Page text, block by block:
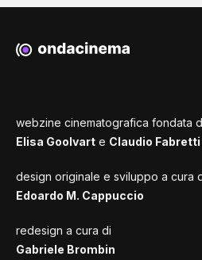
webzine cinematografica fondata
Elisa Goolvart e Claudio Fabretti
design originale e sviluppo a cura
Edoardo M. Cappuccio
redesign a cura di
Gabriele Brombin